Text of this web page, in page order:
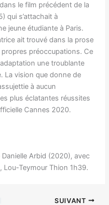
le film précédent de la
qui s’attachait à
jeune étudiante à Paris.
ait trouvé dans la prose
propres préoccupations. Ce
une troublante
La vision que donne de
à aucun
plus éclatantes réussites
Cannes 2020.
Arbid (2020), avec
Lou-Teymour Thion 1h39.
SUIVANT